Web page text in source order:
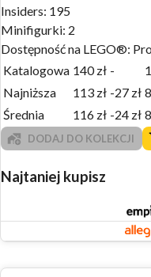
Insiders: 195
Minifigurki: 2
Dostępność na LEGO®:
Katalogowa 140zł -
Najniższa
113 zł -27 zł
Średnia
116 zł -24 zł
DODAJ DO KOLEKCJI
Najtaniej kupisz